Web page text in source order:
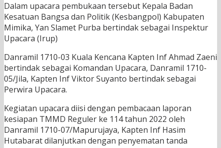
Dalam upacara pembukaan tersebut Kepala Badan
Kesatuan Bangsa dan Politik (Kesbangpol) Kabupaten
Mimika, Yan Slamet Purba bertindak sebagai Inspektur
Upacara (Irup)
Danramil 1710-03 Kuala Kencana Kapten Inf Ahmad Zaeni
bertindak sebagai Komandan Upacara, Danramil 1710-
05/Jila, Kapten Inf Viktor Suyanto bertindak sebagai
Perwira Upacara.
Kegiatan upacara diisi dengan pembacaan laporan
kesiapan TMMD Reguler ke 114 tahun 2022 oleh
Danramil 1710-07/Mapurujaya, Kapten Inf Hasim
Hutabarat dilanjutkan dengan penyematan tanda